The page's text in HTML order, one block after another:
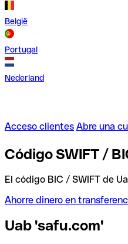
België
Portugal
Nederland
Acceso clientes Abre una
Código SWIFT /
El código BIC / SWIFT de
Ahorre dinero en
Uab 'safu.com'